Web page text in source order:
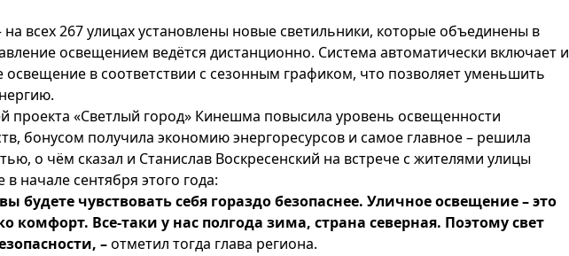
всех 267 улицах установлены новые светильники, которые объединены в
освещением ведётся дистанционно. Система автоматически включает и
в соответствии с сезонным графиком, что позволяет уменьшить
проекта «Светлый город» Кинешма повысила уровень освещенности
бонусом получила экономию энергоресурсов и самое главное – решила
о чём сказал и Станислав Воскресенский на встрече с жителями улицы
начале сентября этого года:
будете чувствовать себя гораздо безопаснее. Уличное освещение – это
комфорт. Все-таки у нас полгода зима, страна северная. Поэтому свет
–отметил тогда глава региона.